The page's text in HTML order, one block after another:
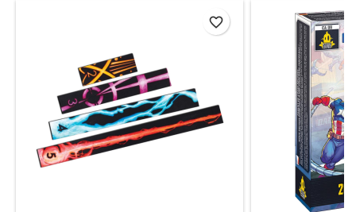
favorite_border